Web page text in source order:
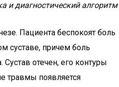
и диагностический алгоритм
Пациента беспокоят боль
суставе, причем боль
отечен, его контуры
травмы появляется